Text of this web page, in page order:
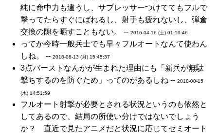
純に命中力も違うし、サプレッサーつけててもフルで
撃ってたらすぐにばれるし、射手も疲れないし、弾倉
交換の隙を晒すこともない。 -- 2016-04-16 (土) 01:19:46
ってか今時一般兵士でも早々フルオートなんて使わん
しね。 -- 2018-08-13 (月) 15:45:37
3点バーストなんかが生まれた理由にも「新兵が無駄
撃ちするのを防ぐため」ってのがあるしね -- 2018-08-15
(水) 14:51:59
フルオート射撃が必要とされる状況というのも依然と
してあるので、結局の所使い分けではないでしょう
か？ 直近で見たアニメだと状況に応じてセミオート